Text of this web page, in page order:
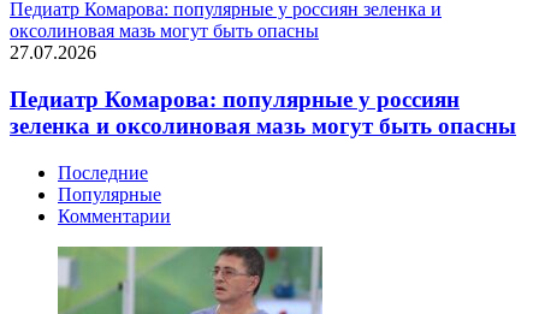
Педиатр Комарова: популярные у россиян зеленка и
оксолиновая мазь могут быть опасны
27.07.2026
Педиатр Комарова: популярные у россиян
зеленка и оксолиновая мазь могут быть опасны
Последние
Популярные
Комментарии